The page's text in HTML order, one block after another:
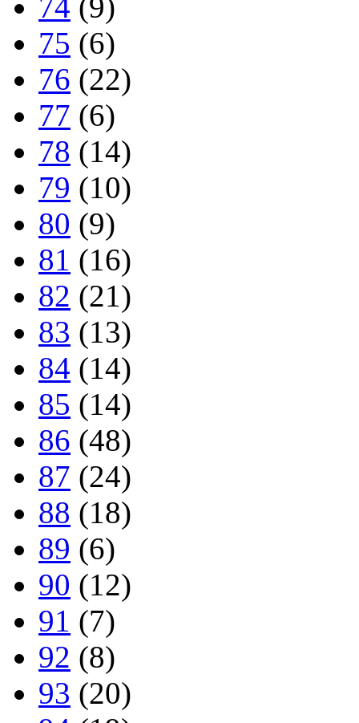
75 (6)
76 (22)
77 (6)
78 (14)
79 (10)
80 (9)
81 (16)
82 (21)
83 (13)
84 (14)
85 (14)
86 (48)
87 (24)
88 (18)
89 (6)
90 (12)
91 (7)
92 (8)
93 (20)